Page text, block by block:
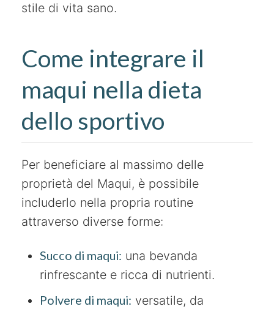
stile di vita sano.
Come integrare il
maqui nella dieta
dello sportivo
Per beneficiare al massimo delle
proprietà del Maqui, è possibile
includerlo nella propria routine
attraverso diverse forme:
Succo di maqui: una bevanda
rinfrescante e ricca di nutrienti.
Polvere di maqui: versatile, da